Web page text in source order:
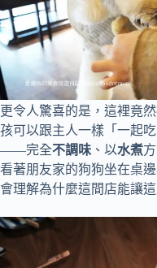
更令人驚喜的是，這裡竟然
孩可以跟主人一樣「一起
——完全不調味 、以水煮
看著朋友家的狗狗坐在桌
會理解為什麼這間店能讓